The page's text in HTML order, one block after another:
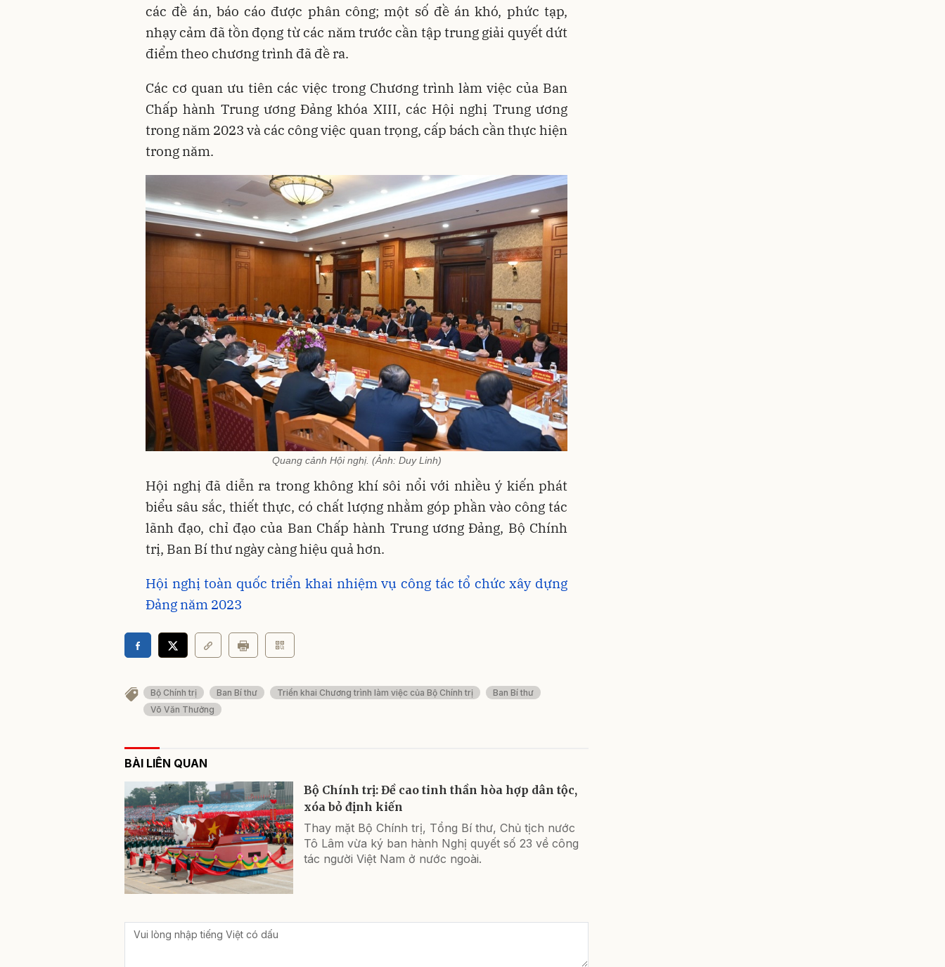
các đề án, báo cáo được phân công; một số đề án khó, phức tạp,
nhạy cảm đã tồn đọng từ các năm trước cần tập trung giải quyết dứt
điểm theo chương trình đã đề ra.
Các cơ quan ưu tiên các việc trong Chương trình làm việc của Ban
Chấp hành Trung ương Đảng khóa XIII, các Hội nghị Trung ương
trong năm 2023 và các công việc quan trọng, cấp bách cần thực hiện
trong năm.
Quang cảnh Hội nghị. (Ảnh: Duy Linh)
Hội nghị đã diễn ra trong không khí sôi nổi với nhiều ý kiến phát
biểu sâu sắc, thiết thực, có chất lượng nhằm góp phần vào công tác
lãnh đạo, chỉ đạo của Ban Chấp hành Trung ương Đảng, Bộ Chính
trị, Ban Bí thư ngày càng hiệu quả hơn.
Hội nghị toàn quốc triển khai nhiệm vụ công tác tổ chức xây dựng
Đảng năm 2023
Bộ Chính trị Ban Bí thư Triển khai Chương trình làm việc của Bộ Chính trị
Ban Bí thư
Võ Văn Thưởng
BÀI LIÊN QUAN
Bộ Chính trị: Đề cao tinh thần hòa hợp dân tộc,
xóa bỏ định kiến
Thay mặt Bộ Chính trị, Tổng Bí thư, Chủ tịch nước
Tô Lâm vừa ký ban hành Nghị quyết số 23 về công
tác người Việt Nam ở nước ngoài.